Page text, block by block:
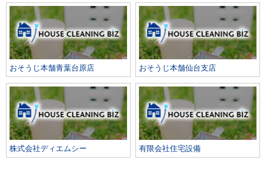
おそうじ本舗青葉台原店 おそうじ本舗仙台支店
株式会社ディエムシー 有限会社住宅設備